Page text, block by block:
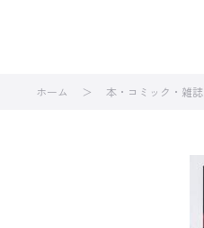
ホーム 本・コミック・雑誌